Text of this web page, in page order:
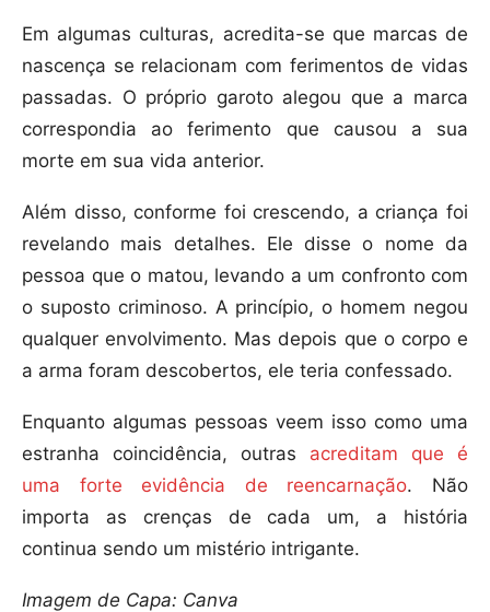
Em algumas culturas, acredita-se que marcas de
nascença se relacionam com ferimentos de vidas
passadas. O próprio garoto alegou que a marca
correspondia ao ferimento que causou a sua
morte em sua vida anterior.
Além disso, conforme foi crescendo, a criança foi
revelando mais detalhes. Ele disse o nome da
pessoa que o matou, levando a um confronto com
o suposto criminoso. A princípio, o homem negou
qualquer envolvimento. Mas depois que o corpo e
a arma foram descobertos, ele teria confessado.
Enquanto algumas pessoas veem isso como uma
estranha coincidência, outras acreditam que é
uma forte evidência de reencarnação. Não
importa as crenças de cada um, a história
continua sendo um mistério intrigante.
Imagem de Capa: Canva